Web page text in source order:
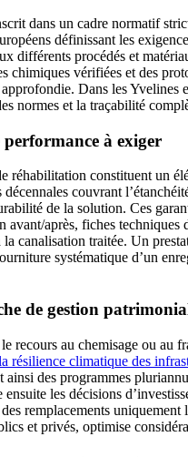
dans un cadre normatif
définissant les
différents procédés et
chimiques vérifiées et des
Dans les Yvelines
normes et la traçabilité
performance à exiger
réhabilitation constituent un
couvrant
de la solution. Ces
avant/après, fiches
canalisation traitée. Un
systématique d’un
de gestion
recours au chemisage ou au
résilience climatique des
des programmes
les décisions
remplacements
et privés, optimise